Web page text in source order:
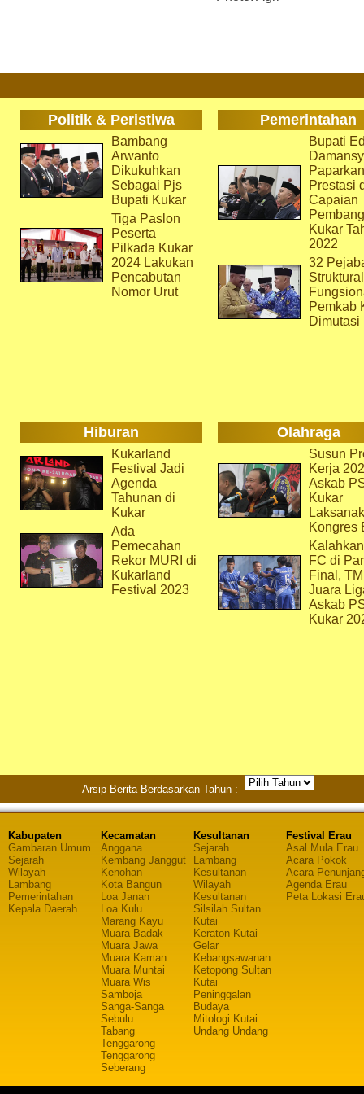
Politik & Peristiwa Pemerintahan
Bambang
Arwanto
Dikukuhkan
Sebagai Pjs
Bupati Kukar
Tiga Paslon
Peserta
Pilkada Kukar
2024 Lakukan
Pencabutan
Nomor Urut
Bupati
Paparkan
Prestasi
Capaian
Kukar
2022
32
Pemkab
Dimutasi
Hiburan Olahraga
Kukarland
Festival Jadi
Agenda
Tahunan di
Kukar
Ada
Pemecahan
Rekor MURI di
Kukarland
Festival 2023
Susun
Kerja
Askab
Kukar
Kongres
FC di
Final,
Juara
Askab
Kukar
Arsip Berita Berdasarkan Tahun :
Kabupaten
Gambaran Umum
Sejarah
Wilayah
Lambang
Pemerintahan
Kepala Daerah
Kecamatan
Anggana
Kembang Janggut
Kenohan
Kota Bangun
Loa Janan
Loa Kulu
Marang Kayu
Muara Badak
Muara Jawa
Muara Kaman
Muara Muntai
Muara Wis
Samboja
Sanga-Sanga
Sebulu
Tabang
Tenggarong
Tenggarong
Seberang
Kesultanan
Sejarah
Lambang
Kesultanan
Wilayah
Kesultanan
Silsilah Sultan
Kutai
Keraton Kutai
Gelar
Kebangsawanan
Ketopong Sultan
Kutai
Peninggalan
Budaya
Mitologi Kutai
Undang Undang
Festival Erau
Asal Mula Erau
Acara Pokok
Acara
Agenda Erau
Peta Lokasi